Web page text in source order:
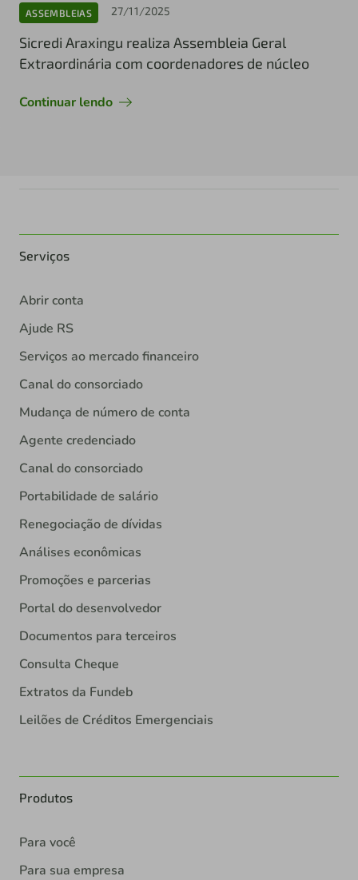
ASSEMBLEIAS 27/11/2025
Sicredi Araxingu realiza Assembleia Geral
Extraordinária com coordenadores de núcleo
Continuar lendo
Serviços
Abrir conta
Ajude RS
Serviços ao mercado financeiro
Canal do consorciado
Mudança de número de conta
Agente credenciado
Canal do consorciado
Portabilidade de salário
Renegociação de dívidas
Análises econômicas
Promoções e parcerias
Portal do desenvolvedor
Documentos para terceiros
Consulta Cheque
Extratos da Fundeb
Leilões de Créditos Emergenciais
Produtos
Para você
Para sua empresa